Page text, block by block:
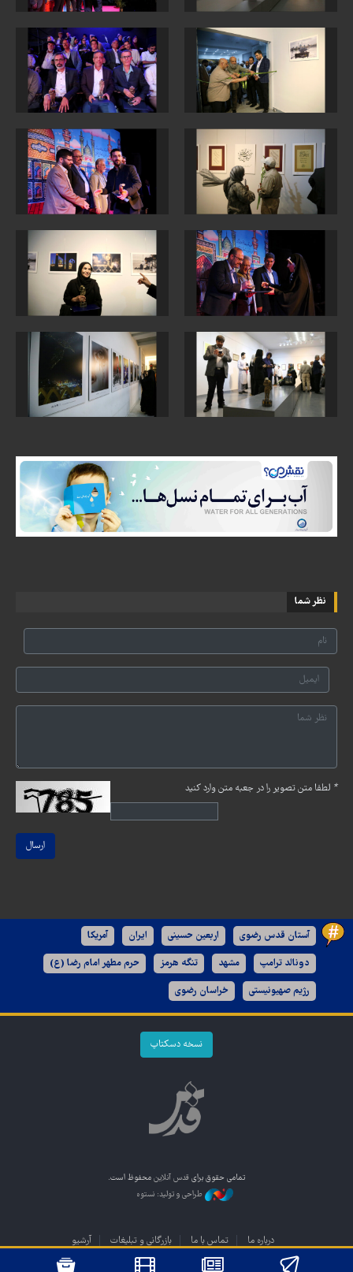
نظر شما
* لطفا متن تصویر را در جعبه متن وارد کنید
ارسال
آستان قدس رضوی اربعین حسینی ایران آمریکا
دونالد ترامپ مشهد تنگه هرمز حرم مطهر امام رضا (ع)
رژیم صهیونیستی خراسان رضوی
نسخه دسکتاپ
تمامی حقوق برای قدس آنلاین محفوظ است.
طراحی و تولید: نستوه
درباره ما تماس با ما بازرگانی و تبلیغات آرشیو